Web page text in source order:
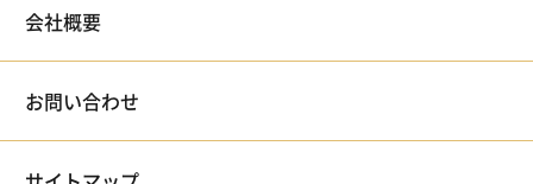
会社概要
お問い合わせ